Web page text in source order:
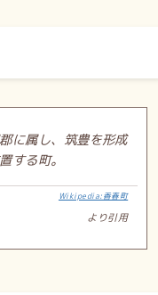
に属し、筑豊を形成
する町。
Wikipedia:香春町
より引用